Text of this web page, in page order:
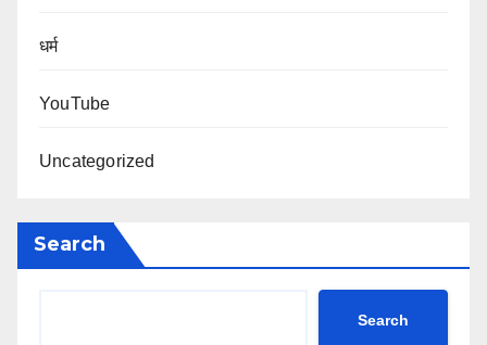
धर्म
YouTube
Uncategorized
Search
Search